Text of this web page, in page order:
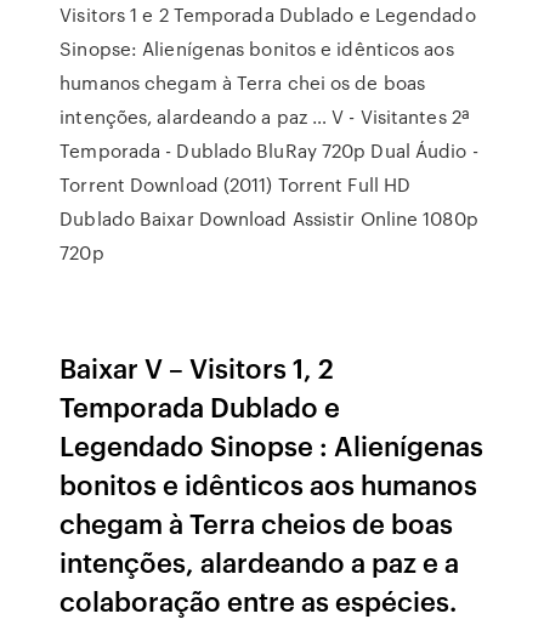
Visitors 1 e 2 Temporada Dublado e Legendado
Sinopse: Alienígenas bonitos e idênticos aos
humanos chegam à Terra chei os de boas
intenções, alardeando a paz … V - Visitantes 2ª
Temporada - Dublado BluRay 720p Dual Áudio -
Torrent Download (2011) Torrent Full HD
Dublado Baixar Download Assistir Online 1080p
720p
Baixar V – Visitors 1, 2
Temporada Dublado e
Legendado Sinopse : Alienígenas
bonitos e idênticos aos humanos
chegam à Terra cheios de boas
intenções, alardeando a paz e a
colaboração entre as espécies.